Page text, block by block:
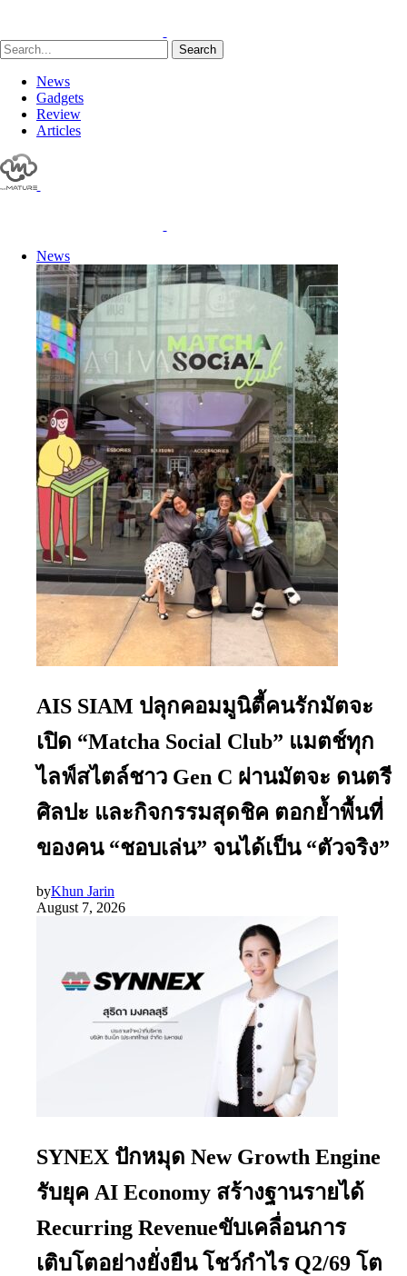
Search
News
Gadgets
Review
Articles
News
AIS SIAM ปลุกคอมมูนิตี้คนรักมัตจะ
เปิด “Matcha Social Club” แมตช์ทุก
ไลฟ์สไตล์ชาว Gen C ผ่านมัตจะ ดนตรี
ศิลปะ และกิจกรรมสุดชิค ตอกย้ำพื้นที่
ของคน “ชอบเล่น” จนได้เป็น “ตัวจริง”
byKhun Jarin
August 7, 2026
SYNEX ปักหมุด New Growth Engine
รับยุค AI Economy สร้างฐานรายได้
Recurring Revenueขับเคลื่อนการ
เติบโตอย่างยั่งยืน โชว์กำไร Q2/69 โต